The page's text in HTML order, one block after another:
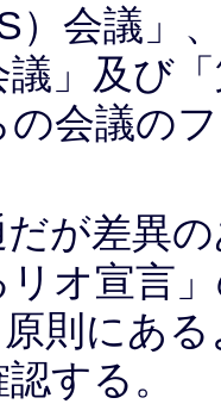
）会議」
議」及び
会議の
だが差異
リオ宣言
則にあ
する。